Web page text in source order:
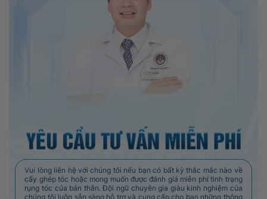
Vui lòng liên hệ với chúng tôi nếu bạn có bất kỳ thắc mắc nào về
cấy ghép tóc hoặc mong muốn được đánh giá miễn phí tình trạng
rụng tóc của bản thân. Đội ngũ chuyên gia giàu kinh nghiệm của
chúng tôi luôn sẵn sàng hỗ trợ và cung cấp cho bạn những thông